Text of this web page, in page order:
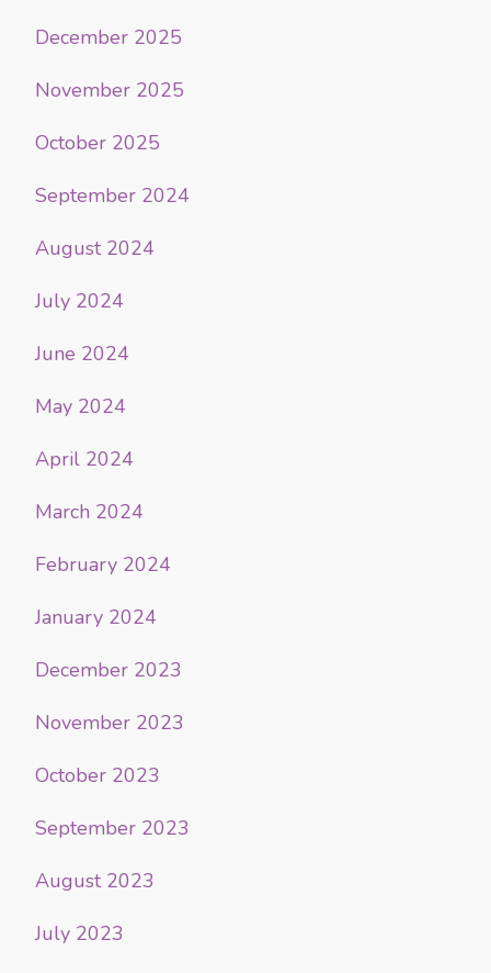
December 2025
November 2025
October 2025
September 2024
August 2024
July 2024
June 2024
May 2024
April 2024
March 2024
February 2024
January 2024
December 2023
November 2023
October 2023
September 2023
August 2023
July 2023